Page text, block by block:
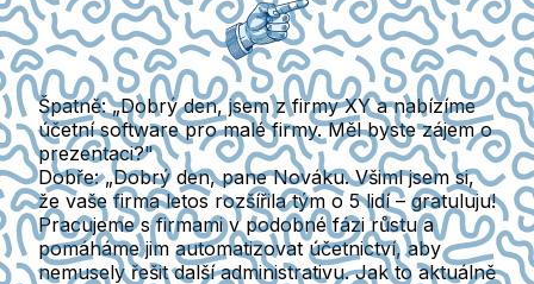
Špatně:„Dobrý den, jsem z firmy XY a nabízíme
účetní software pro malé firmy. Měl byste zájem o
prezentaci?"
Dobře:„Dobrý den, pane Nováku. Všiml jsem si,
že vaše firma letos rozšířila tým o 5 lidí – gratuluju!
Pracujeme s firmami v podobné fázi růstu a
pomáháme jim automatizovat účetnictví, aby
nemusely řešit další administrativu. Jak to aktuálně